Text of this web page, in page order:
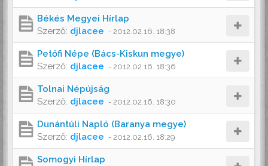
Békés Megyei Hírlap
Szerző: djlacee - 2012.02.16. 18:38
Petőfi Népe (Bács-Kiskun megye)
Szerző: djlacee - 2012.02.16. 18:36
Tolnai Népújság
Szerző: djlacee - 2012.02.16. 18:30
Dunántúli Napló (Baranya megye)
Szerző: djlacee - 2012.02.16. 18:29
Somogyi Hírlap